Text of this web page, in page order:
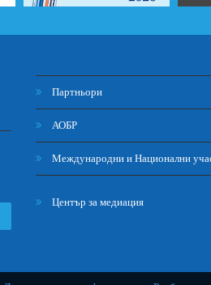
Партньори
АОБР
Международни и Национални
Център за медиация